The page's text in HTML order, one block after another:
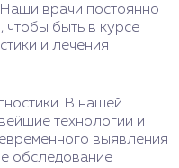
врачи постоянно
быть в курсе
и лечения
В нашей
технологии и
выявления
обследование